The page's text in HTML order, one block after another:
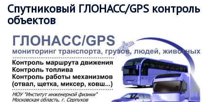
Спутниковый ГЛОНАСС/GPS контроль
объектов